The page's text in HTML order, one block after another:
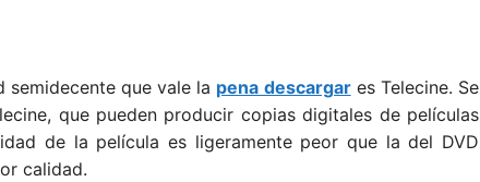
que vale la pena descargares Telecine. Se
que pueden producir copias digitales de películas
de la película es ligeramente peor que la del DVD
calidad.